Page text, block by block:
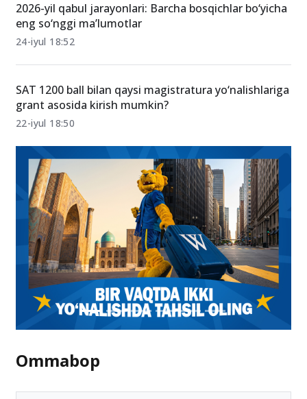
2026-yil qabul jarayonlari: Barcha bosqichlar bo‘yicha
eng so‘nggi ma’lumotlar
24-iyul 18:52
SAT 1200 ball bilan qaysi magistratura yo‘nalishlariga
grant asosida kirish mumkin?
22-iyul 18:50
Ommabop